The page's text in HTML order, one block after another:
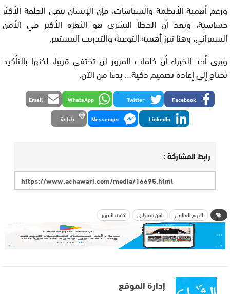
ورغم أهمية الأنظمة والسياسات، فإن الإنسان يبقى الحلقة الأكثر
حساسية، ويعد أن الخطأ البشري هو الثغرة الأكبر في الأمن
السيبراني، وهنا تبرز أهمية التوعية والتدريب المستمر.
ويرى أحد الخبراء أن كلمات المرور لن تختفي قريباً، لكنها بالتأكيد
تحتاج إلى إعادة تصميم ذكية… بدءاً من الآن.
Facebook
Twitter
WhatsApp
Email
LinkedIn
Messenger طباعة
رابط المشاركة :
اليوم العالمي امن سيبراني كلمة المرور
إدارة الموقع